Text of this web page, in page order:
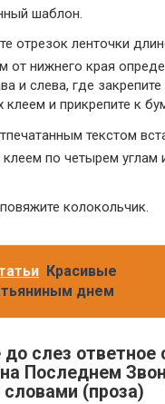
шаблон.
отрезок ленточки
от нижнего края
и слева, где
клеем и прикрепите к
текстом
по четырем углам
колокольчик.
Красивые
днем
до слез ответное
Последнем
(проза)